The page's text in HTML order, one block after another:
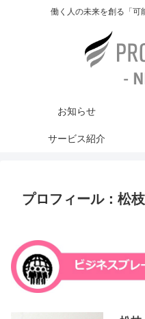
働く人の未来を創る「可
お知らせ
サービス紹介
プロフィール：松